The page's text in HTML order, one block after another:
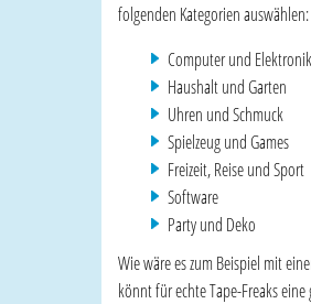
folgenden Kategorien auswählen:
Computer und Elektronik
Haushalt und Garten
Uhren und Schmuck
Spielzeug und Games
Freizeit, Reise und Sport
Software
Party und Deko
Wie wäre es zum Beispiel mit
könnt für echte Tape-Freaks